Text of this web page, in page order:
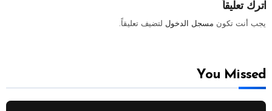
اترك تعليقاً
يجب أنت تكون مسجل الدخول لتضيف تعليقاً.
You Missed